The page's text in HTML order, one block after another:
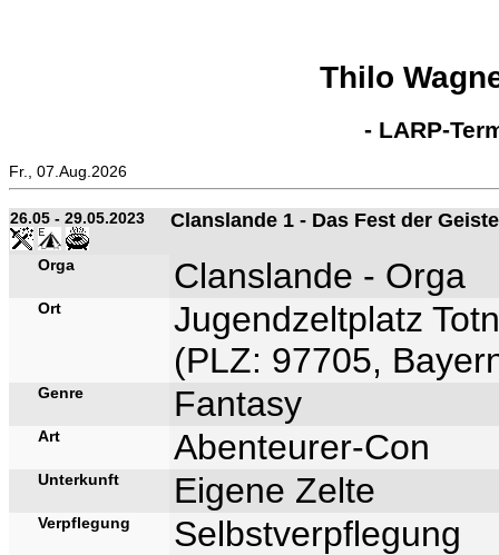
Thilo
- LARP-
Fr., 07.Aug.2026
26.05 - 29.05.2023 Clanslande 1 - Das Fest der
Orga Clanslande - Orga
Ort
Jugendzeltplatz
(PLZ: 97705,
Genre Fantasy
Art Abenteurer-Con
Unterkunft Eigene Zelte
Verpflegung Selbstverpflegung